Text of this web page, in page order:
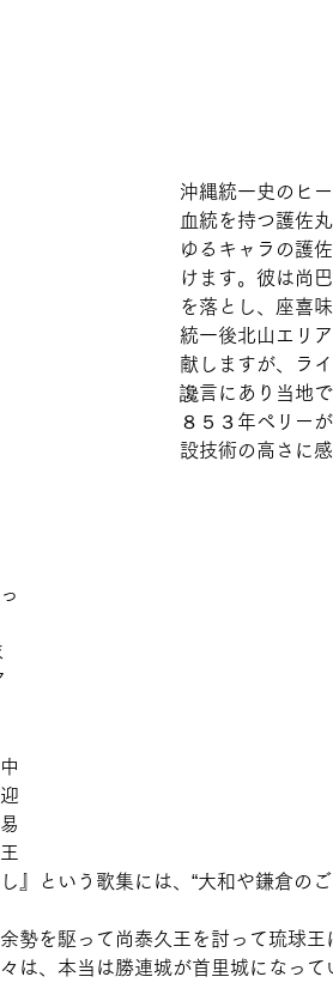
沖縄統一史のヒ
血統を持つ護佐
ゆるキャラの護
けます。彼は尚
を落とし、座喜
統一後北山エリ
献しますが、ラ
讒言にあり当地
８５３年ペリー
設技術の高さに
』という歌集には、“大和や鎌倉の
勢を駆って尚泰久王を討って琉球王
は、本当は勝連城が首里城になって